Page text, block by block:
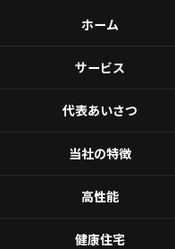
ホーム
サービス
代表あいさつ
当社の特徴
高性能
健康住宅